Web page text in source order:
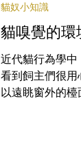
貓嗅覺的環
近代貓行為學
看到飼主們很
以遠眺窗外的
貓奴小知識